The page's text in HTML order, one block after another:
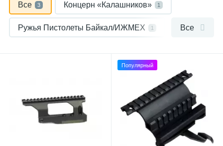
Все 3 Концерн «Калашников» 1
Ружья Пистолеты Байкал/ИЖМЕХ 1 Все
Популярный